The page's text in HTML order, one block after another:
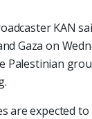
KAN
Gaza on
Palestinian
are expected